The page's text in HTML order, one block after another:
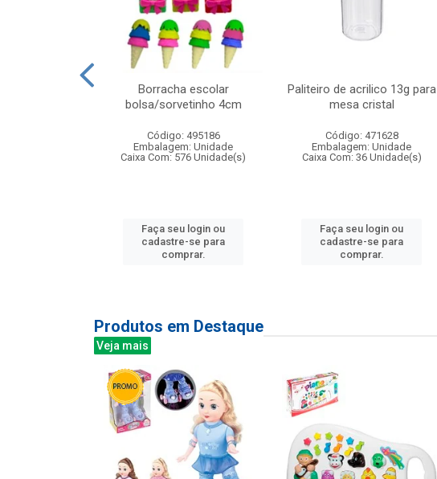
Borracha escolar
bolsa/sorvetinho 4cm
Código: 495186
Embalagem: Unidade
Caixa Com: 576 Unidade(s)
Faça seu login ou
cadastre-se para
comprar.
Paliteiro de acrilico 13g para
mesa cristal
Código: 471628
Embalagem: Unidade
Caixa Com: 36 Unidade(s)
Faça seu login ou
cadastre-se para
comprar.
Produtos em Destaque
Veja mais